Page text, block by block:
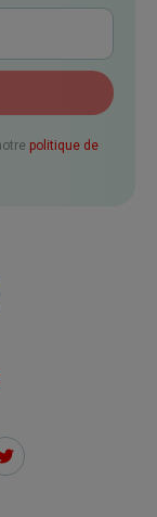
politique de